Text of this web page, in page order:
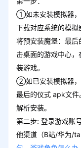
①如未安装模拟器，
下载对应系统的模
将预安装魔堡：最
击桌面的游戏中心
装游戏。
②如已安装模拟器，
最后的仪式 apk文件
解析安装。
第二步: 登录游戏账
他渠道（B站/华为/